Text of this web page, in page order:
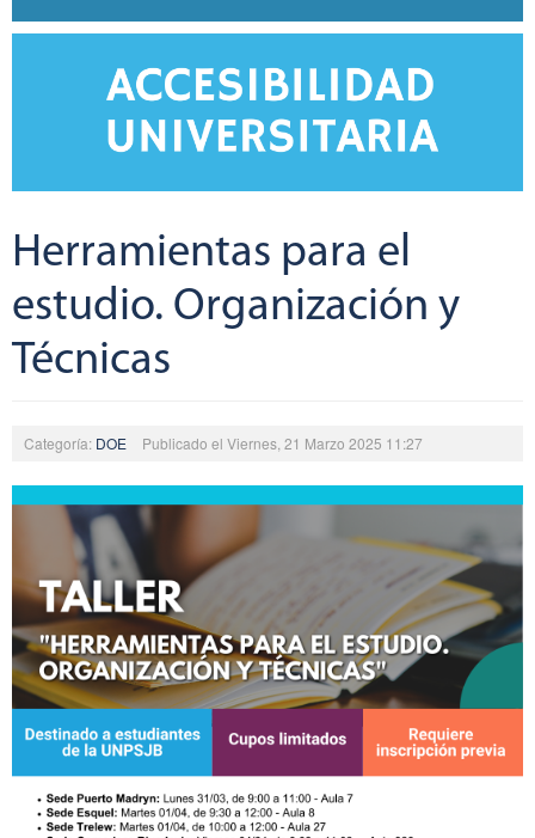
Herramientas para el
estudio. Organización y
Técnicas
Categoría: DOE Publicado el Viernes, 21 Marzo 2025 11:27